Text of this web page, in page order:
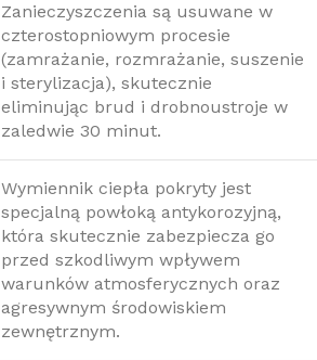
Zanieczyszczenia są usuwane w
czterostopniowym procesie
(zamrażanie, rozmrażanie, suszenie
i sterylizacja), skutecznie
eliminując brud i drobnoustroje w
zaledwie 30 minut.
Wymiennik ciepła pokryty jest
specjalną powłoką antykorozyjną,
która skutecznie zabezpiecza go
przed szkodliwym wpływem
warunków atmosferycznych oraz
agresywnym środowiskiem
zewnętrznym.